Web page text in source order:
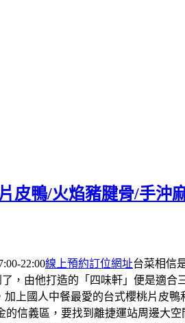
皮鴨/火焰豬腱骨/手沖
22:00線上預約訂位網址台菜相信
，由他打造的「四味軒」便是適合
上國人中餐最愛的台式櫻桃片皮
的信義區，要找到離捷運站周邊大